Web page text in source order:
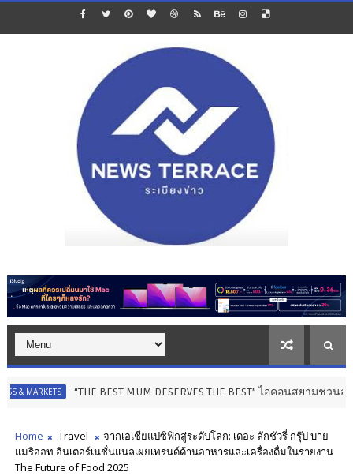
“THE BEST MUM DESERVES THE BEST” ไอคอนสยามชวนลูกเปลี่ยนจ
Home Travel
จากเอเชียแปซิฟิกสู่ระดับโลก: เดอะ ลักชัวรี่ กรุ๊ป บาย
แมริออท อินเตอร์เนชั่นแนลเผยเทรนด์ด้านอาหารและเครื่องดื่มในรายงาน
The Future of Food 2025